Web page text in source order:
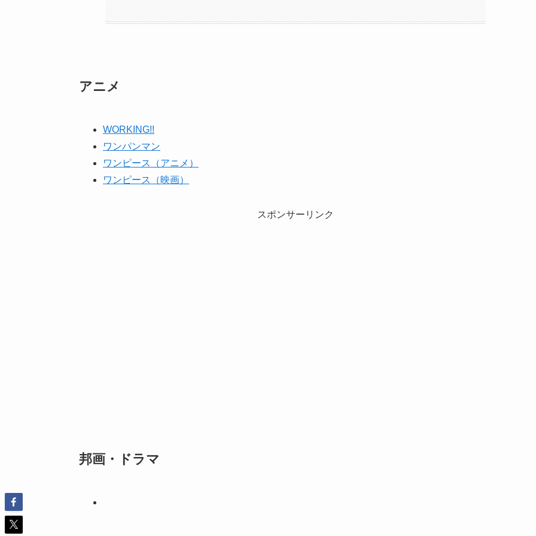
アニメ
WORKING!!
ワンパンマン
ワンピース（アニメ）
ワンピース（映画）
スポンサーリンク
邦画・ドラマ